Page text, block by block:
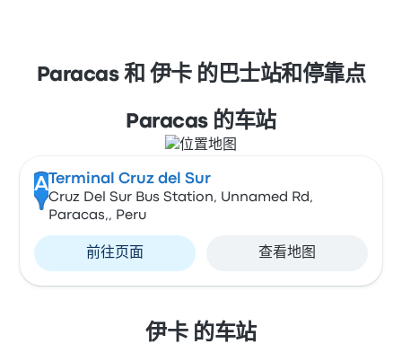
Paracas 和 伊卡 的巴士站和停靠点
Paracas 的车站
A Terminal Cruz del Sur
Cruz Del Sur Bus Station, Unnamed Rd,
Paracas,, Peru
前往页面 查看地图
伊卡 的车站